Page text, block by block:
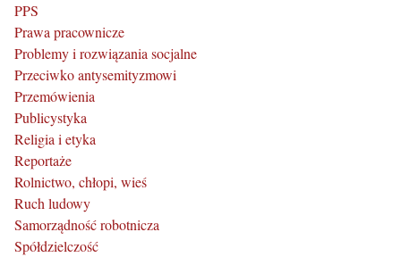
PPS
Prawa pracownicze
Problemy i rozwiązania socjalne
Przeciwko antysemityzmowi
Przemówienia
Publicystyka
Religia i etyka
Reportaże
Rolnictwo, chłopi, wieś
Ruch ludowy
Samorządność robotnicza
Spółdzielczość